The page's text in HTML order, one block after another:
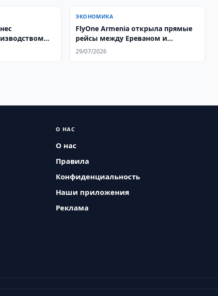
ЭКОНОМИКА
FlyOne Armenia открыла прямые
рейсы между Ереваном и
Ташкентом
29/07/2026
О НАС
О нас
Правила
Конфиденциальность
Наши приложения
Реклама